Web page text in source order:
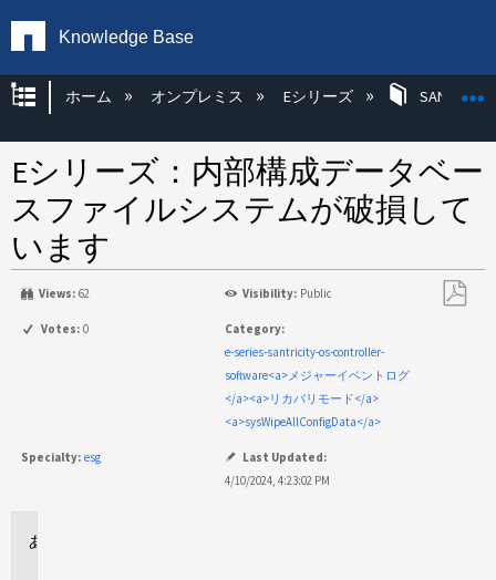
Knowledge Base
グローバル階層を展開/折りたたむ
ホーム オンプレミス Eシリーズ SANtricity
Eシリーズ：内部構成データベー
スファイルシステムが破損して
います
Views: 62 Visibility: Public
Votes: 0
Category:
e-series-santricity-os-controller-
software<a>メジャーイベントログ
</a><a>リカバリモード</a>
<a>sysWipeAllConfigData</a>
Specialty: esg
Last Updated:
4/10/2024, 4:23:02 PM